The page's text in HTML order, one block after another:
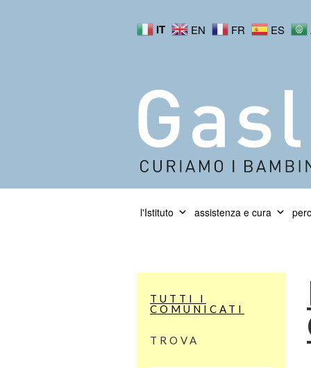
IT EN FR ES
l'Istituto assistenza e cura
TUTTI I
COMUNICATI
TROVA